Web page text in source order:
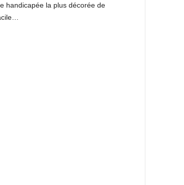
handicapée la plus décorée de